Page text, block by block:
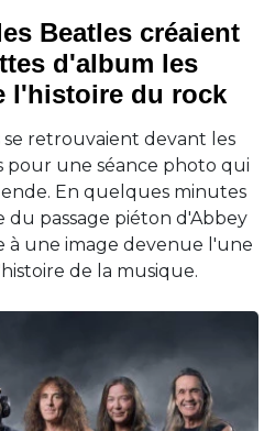
Beatles créaient
d'album les
l'histoire du rock
se retrouvaient devant les
pour une séance photo qui
En quelques minutes
du passage piéton d'Abbey
à une image devenue l'une
de la musique.